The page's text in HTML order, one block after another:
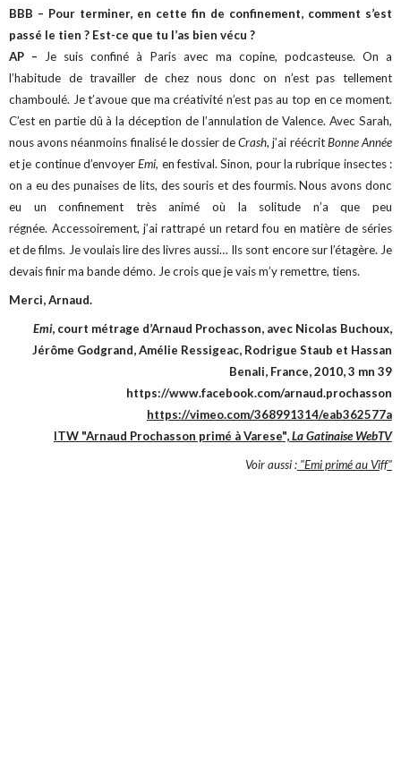
BBB – Pour terminer, en cette fin de confinement, comment s’est
passé le tien ? Est-ce que tu l’as bien vécu ?
AP – Je suis confiné à Paris avec ma copine, podcasteuse. On a
l’habitude de travailler de chez nous donc on n’est pas tellement
chamboulé. Je t’avoue que ma créativité n’est pas au top en ce moment.
C’est en partie dû à la déception de l’annulation de Valence.Avec Sarah,
nous avons néanmoins finalisé le dossier deCrash, j’ai réécritBonne Année
et je continue d’envoyerEmi, en festival.Sinon, pour la rubrique insectes :
on a eu des punaises de lits, des souris et des fourmis. Nous avons donc
eu un confinement très animé où la solitude n’a que peu
régnée. Accessoirement, j’ai rattrapé un retard fou en matière de séries
et de films. Je voulais lire des livres aussi… Ils sont encore sur l’étagère. Je
devais finir ma bande démo. Je crois que je vais m’y remettre, tiens.
Merci, Arnaud.
Emi, court métrage d’Arnaud Prochasson, avec Nicolas Buchoux,
Jérôme Godgrand, Amélie Ressigeac, Rodrigue Staub et Hassan
Benali, France, 2010, 3 mn 39
https://www.facebook.com/arnaud.prochasson
https://vimeo.com/368991314/eab362577a
ITW "Arnaud Prochasson primé à Varese",La Gatinaise WebTV
Voir aussi :"Emi primé au Viff"